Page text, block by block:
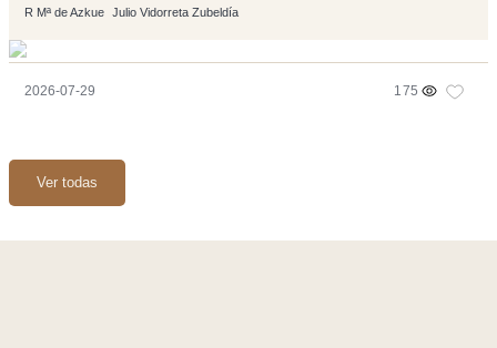
R Mª de Azkue Julio Vidorreta Zubeldía
2026-07-29 175
Ver todas